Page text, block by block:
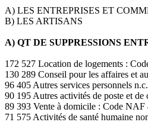
A) LES ENTREPRISES ET
B) LES ARTISANS
A) QT DE SUPPRESSIONS
172 527 Location de logements :
130 289 Conseil pour les affaires et
96 405 Autres services personnels
90 195 Autres activités de poste et
89 393 Vente à domicile : Code NAF
71 575 Activités de santé humaine